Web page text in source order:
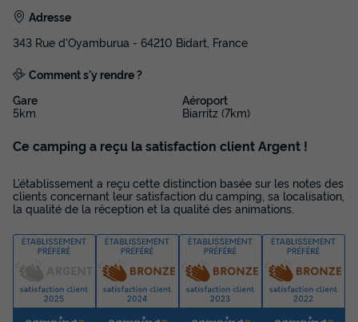
Modifier les dates
Voir les disponibilités
APPARTEMENT 5 personnes -
Appartement ALIZE 2-5 personnes
Adresse
343 Rue d'Oyamburua - 64210 Bidart, France
Comment s'y rendre ?
Gare
5km
Aéroport
Biarritz (7km)
Ce camping a reçu la satisfaction client Argent !
L’établissement a reçu cette distinction basée sur les notes des
clients concernant leur satisfaction du camping, sa localisation,
la qualité de la réception et la qualité des animations.